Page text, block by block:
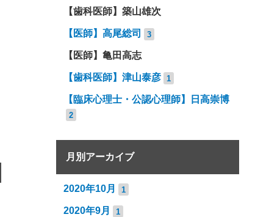
【歯科医師】築山雄次
【医師】高尾総司 3
【医師】亀田高志
【歯科医師】津山泰彦 1
【臨床心理士・公認心理師】日高崇博
2
月別アーカイブ
2020年10月 1
2020年9月 1